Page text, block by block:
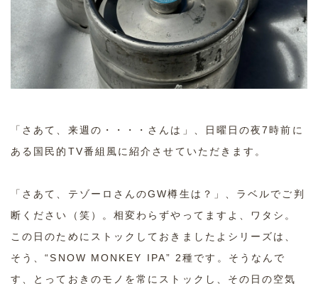
「さあて、来週の・・・・さんは」、日曜日の夜7時前に
ある国民的TV番組風に紹介させていただきます。
「さあて、テゾーロさんのGW樽生は？」、ラベルでご判
断ください（笑）。相変わらずやってますよ、ワタシ。
この日のためにストックしておきましたよシリーズは、
そう、“SNOW MONKEY IPA” 2種です。そうなんで
す、とっておきのモノを常にストックし、その日の空気